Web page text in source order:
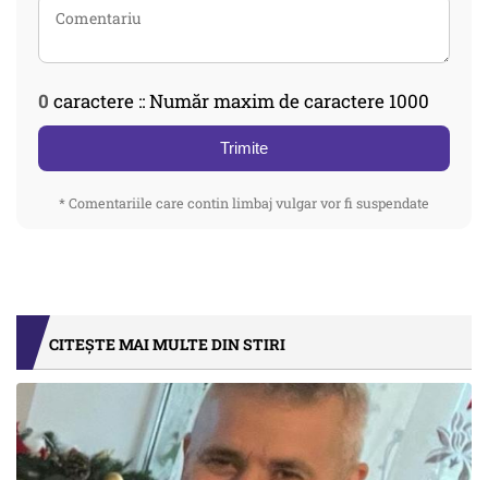
0 caractere :: Număr maxim de caractere 1000
Trimite
* Comentariile care contin limbaj vulgar vor fi suspendate
CITEȘTE MAI MULTE DIN STIRI